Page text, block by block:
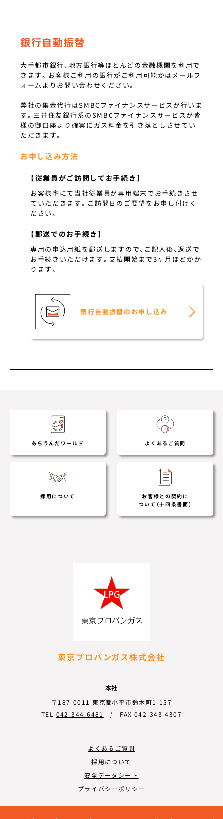
銀行自動振替
大手都市銀行、地方銀行等ほとんどの金融機関を利用で
きます。お客様ご利用の銀行がご利用可能かはメールフ
ォームよりお問い合わせください。
弊社の集金代行はSMBCファイナンスサービスが行いま
す。三井住友銀行系のSMBCファイナンスサービスが皆
様の御口座より確実にガス料金を引き落としさせてい
ただきます。
お申し込み方法
【従業員がご訪問してお手続き】
お客様宅にて当社従業員が専用端末でお手続きさせ
ていただきます。ご訪問日のご要望をお申し付けく
ださい。
【郵送でのお手続き】
専用の申込用紙を郵送しますので、ご記入後、返送で
お手続きいただけます。支払開始まで3ヶ月ほどかか
ります。
銀行自動振替のお申し込み
あらうんだワールド よくあるご質問
採用について
お客様との契約に
ついて（十四条書面）
東京プロパンガス株式会社
本社
〒187-0011 東京都小平市鈴木町1-157
TEL 042-344-6481 / FAX 042-343-4307
よくあるご質問
採用について
安全データシート
プライバシーポリシー